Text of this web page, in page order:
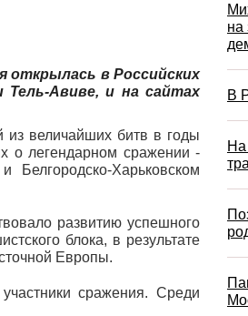
открылась в Российских
Авиве, и на сайтах
величайших битв в годы
о легендарном сражении -
Белгородско-Харьковском
развитию успешного
блока, в результате
Европы.
сражения. Среди
на
В
На